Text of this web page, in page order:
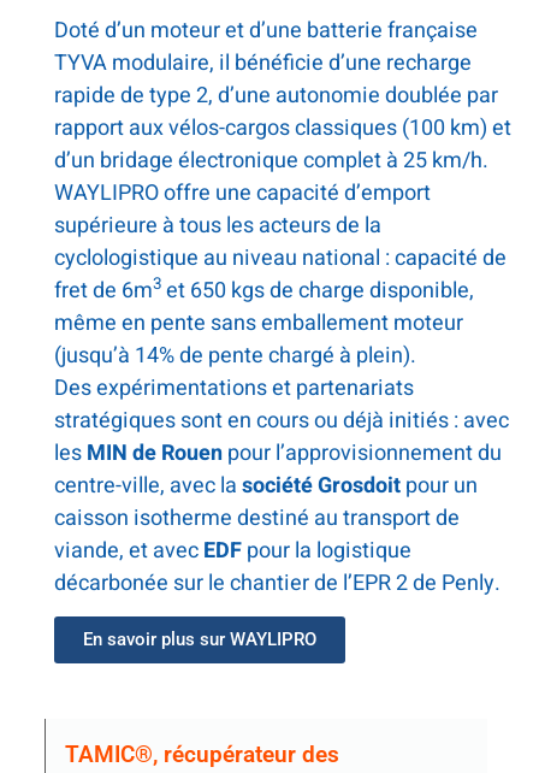
Doté d’un moteur et d’une batterie française
TYVA modulaire, il bénéficie d’une recharge
rapide de type 2, d’une autonomie doublée par
rapport aux vélos-cargos classiques (100 km) et
d’un bridage électronique complet à 25 km/h.
WAYLIPRO offre une capacité d’emport
supérieure à tous les acteurs de la
cyclologistique au niveau national : capacité de
fret de 6m3 et 650 kgs de charge disponible,
même en pente sans emballement moteur
(jusqu’à 14% de pente chargé à plein).
Des expérimentations et partenariats
stratégiques sont en cours ou déjà initiés : avec
lesMIN de Rouenpour l’approvisionnement du
centre-ville, avec lasociété Grosdoitpour un
caisson isotherme destiné au transport de
viande, et avecEDFpour la logistique
décarbonée sur le chantier de l’EPR 2 de Penly.
En savoir plus sur WAYLIPRO
TAMIC®, récupérateur des